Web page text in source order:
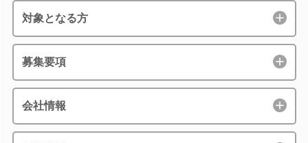
対象となる方
募集要項
会社情報